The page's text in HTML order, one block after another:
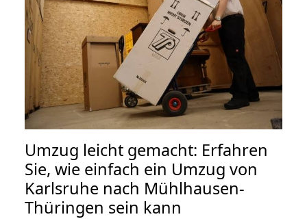
Umzug leicht gemacht: Erfahren
Sie, wie einfach ein Umzug von
Karlsruhe nach Mühlhausen-
Thüringen sein kann